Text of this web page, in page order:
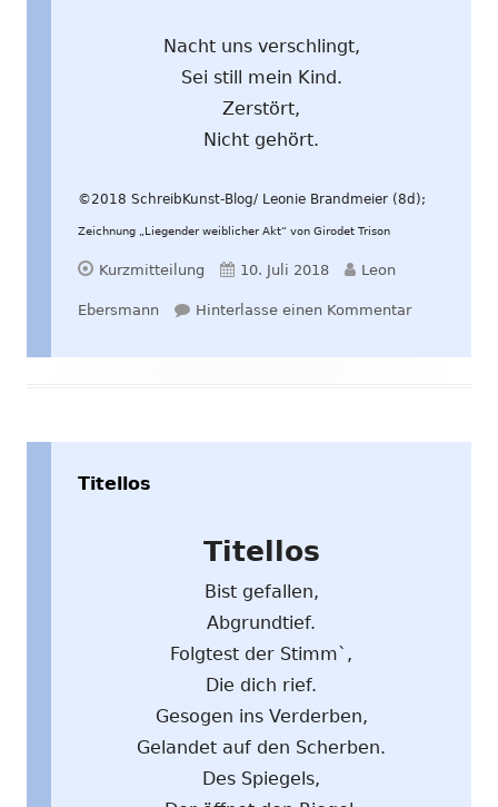
Nacht uns verschlingt,
Sei still mein Kind.
Zerstört,
Nicht gehört.
©2018 SchreibKunst-Blog/ Leonie Brandmeier (8d);
Zeichnung „Liegender weiblicher Akt“ von Girodet Trison
Format
Kurzmitteilung Veröffentlicht
am
10. Juli 2018 Autor
Leon
Ebersmann Hinterlasse einen Kommentarzu Im Ende
Titellos
Titellos
Bist gefallen,
Abgrundtief.
Folgtest der Stimm`,
Die dich rief.
Gesogen ins Verderben,
Gelandet auf den Scherben.
Des Spiegels,